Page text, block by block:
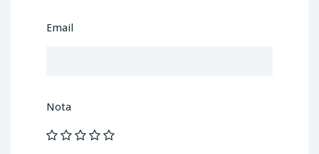
Email
Nota